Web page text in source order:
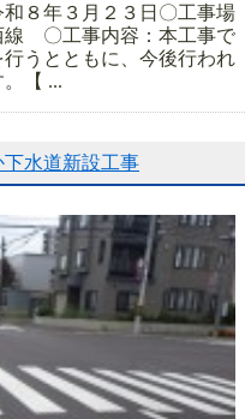
８年３月２３日〇工事場
〇工事内容：本工事で
うとともに、今後行われ
【 ...
水道新設工事